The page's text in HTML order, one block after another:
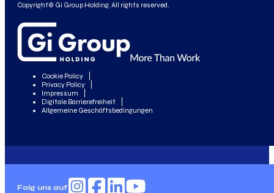
Copyright© Gi Group Holding. All rights reserved.
Cookie Policy
Privacy Policy
Impressum
Digitale Barrierefreiheit
Allgemeine Geschäftsbedingungen
Folg uns auf